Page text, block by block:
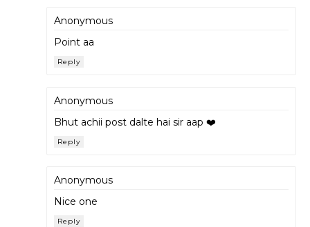
Anonymous
Point aa
Reply
Anonymous
Bhut achii post dalte hai sir aap ❤️
Reply
Anonymous
Nice one
Reply